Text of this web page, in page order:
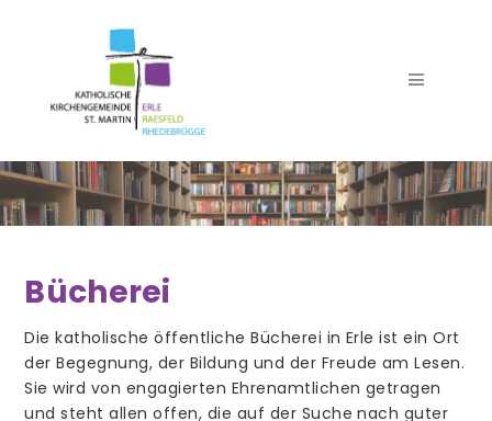
Seelsorgeteam
Verwaltung
Bücherei
Die katholische öffentliche Bücherei in Erle ist ein Ort
der Begegnung, der Bildung und der Freude am Lesen.
Sie wird von engagierten Ehrenamtlichen getragen
und steht allen offen, die auf der Suche nach guter